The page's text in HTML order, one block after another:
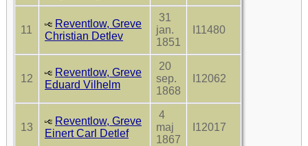
11
Reventlow, Greve
Christian Detlev
31
jan.
1851
I11480
12
Reventlow, Greve
Eduard Vilhelm
20
sep.
1868
I12062
13
Reventlow, Greve
Einert Carl Detlef
4
maj
1867
I12017